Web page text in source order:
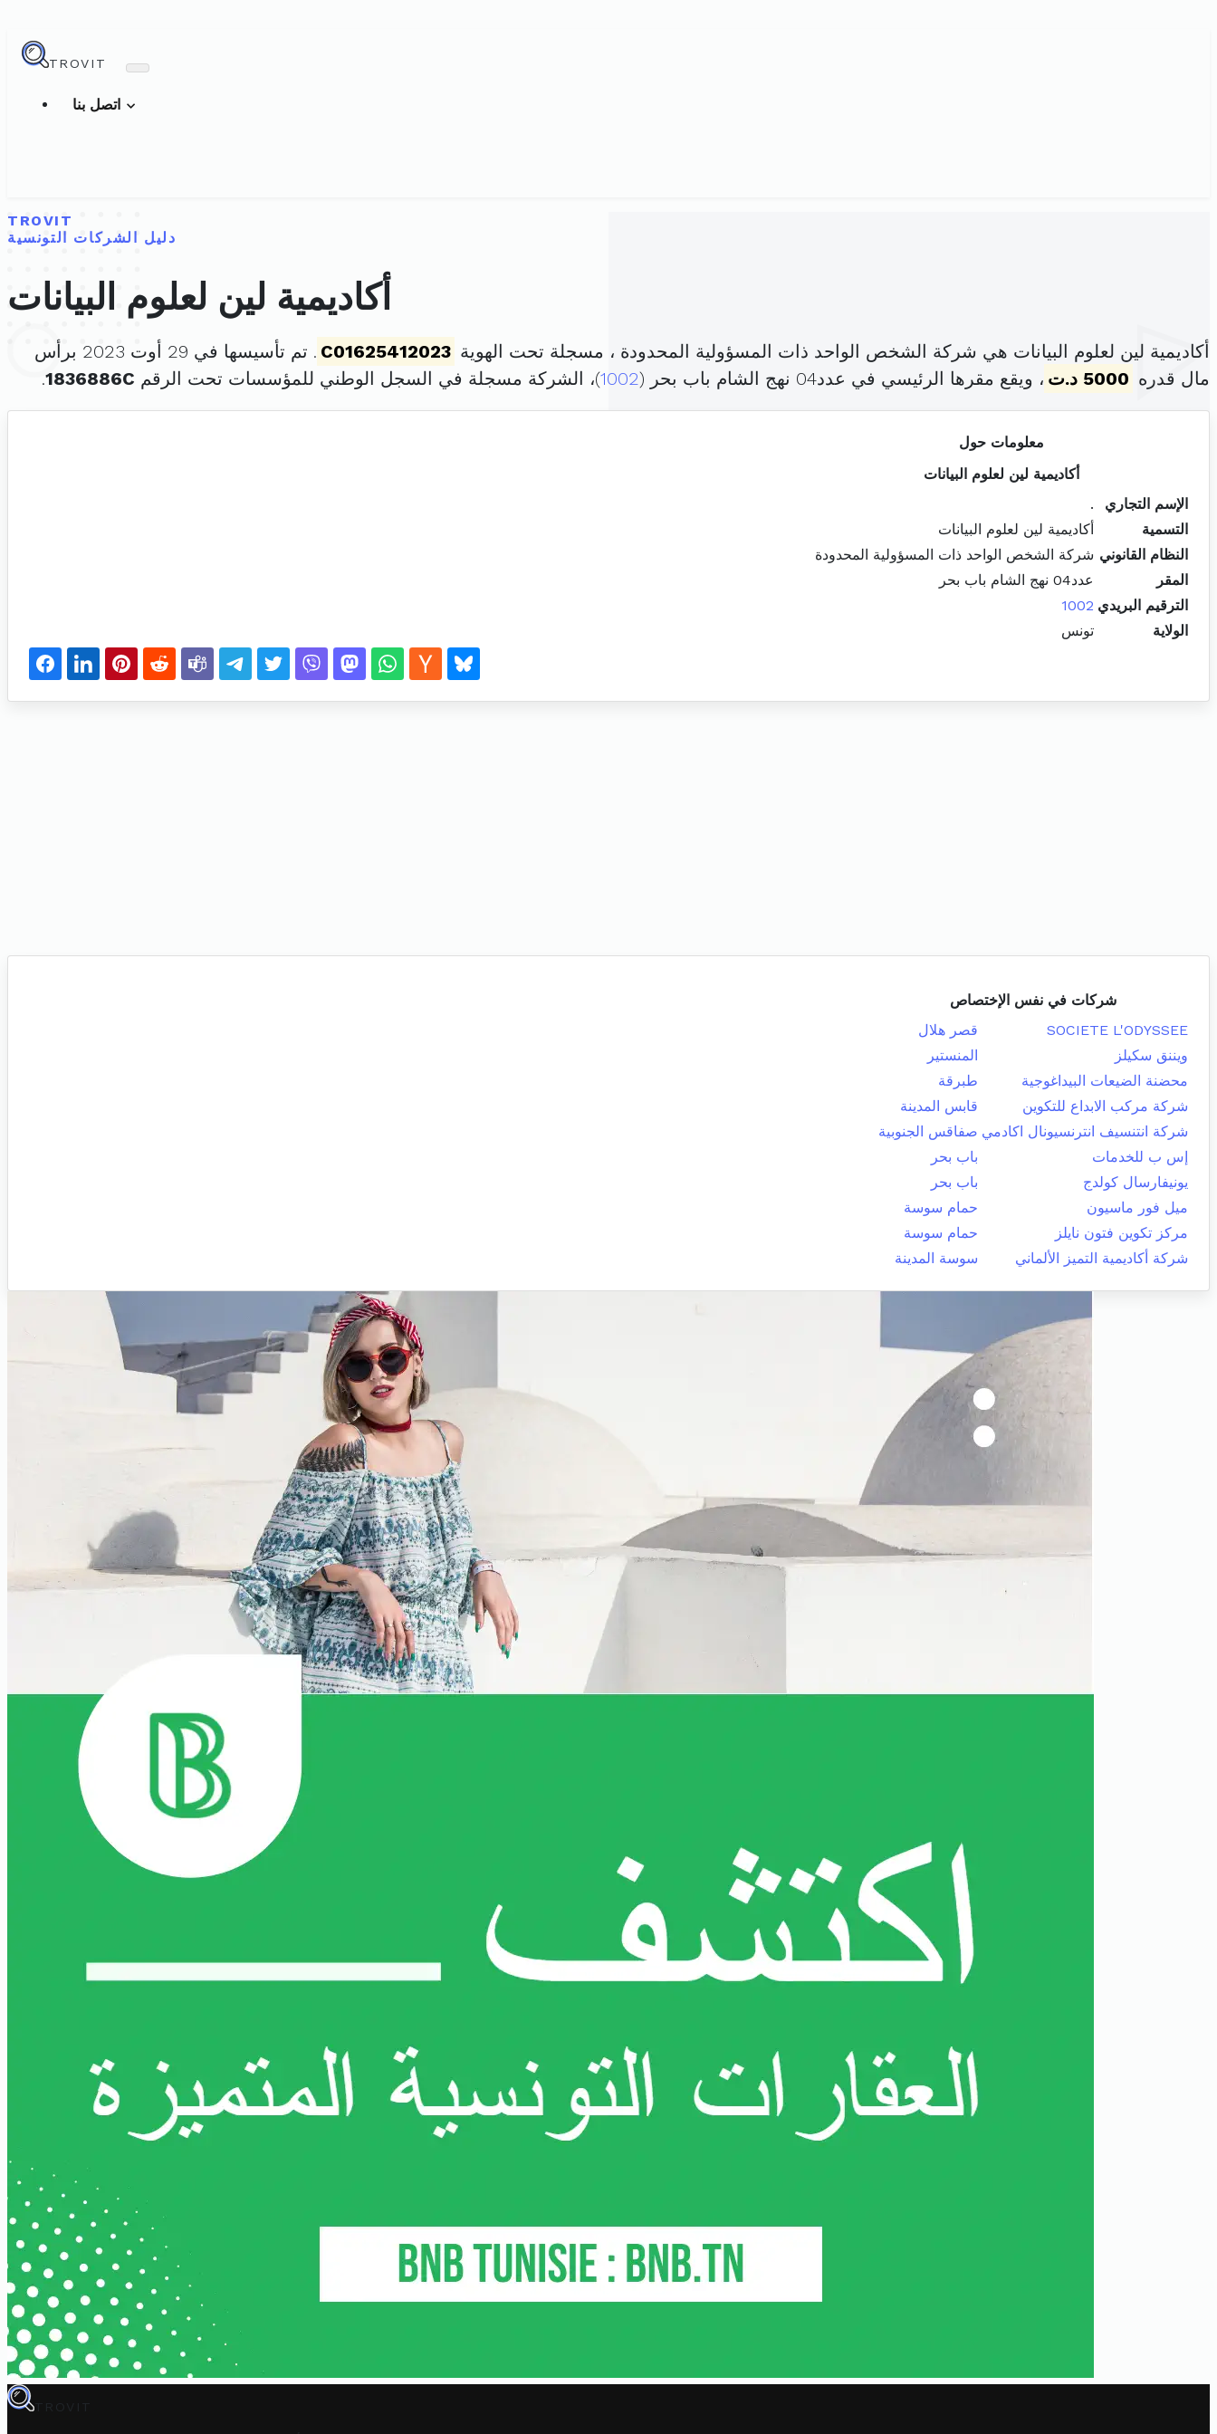
TROVIT
TROVIT
دليل الشركات التونسية
أكاديمية لين لعلوم البيانات
أكاديمية لين لعلوم البيانات هي شركة الشخص الواحد ذات المسؤولية المحدودة ، مسجلة تحت الهوية C01625412023
. تم تأسيسها في 29 أوت 2023 برأس
مال قدره 5000 د.ت ، ويقع مقرها الرئيسي في عدد04 نهج الشام باب بحر ( 1002)، الشركة مسجلة في السجل الوطني للمؤسسات تحت الرقم 1836886C
.
معلومات حول
أكاديمية لين لعلوم البيانات
الإسم التجاري
.
التسمية
أكاديمية لين لعلوم البيانات
النظام القانوني شركة الشخص الواحد ذات المسؤولية المحدودة
المقر
عدد04 نهج الشام باب بحر
الترقيم البريدي 1002
الولاية
تونس
شركات في نفس الإختصاص
SOCIETE L'ODYSSEE
قصر هلال
ويننق سكيلز
المنستير
محضنة الضيعات البيداغوجية
طبرقة
شركة مركب الابداع للتكوين
قابس المدينة
شركة انتنسيف انترنسيونال اكادمي صفاقس الجنوبية
إس ب للخدمات
باب بحر
يونيفارسال كولدج
باب بحر
ميل فور ماسيون
حمام سوسة
مركز تكوين فتون نايلز
حمام سوسة
شركة أكاديمية التميز الألماني
سوسة المدينة
TROVIT